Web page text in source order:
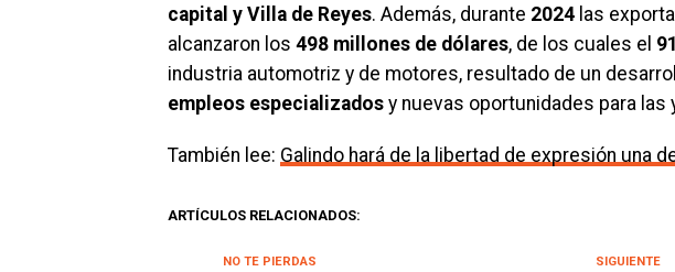
capital y Villa de Reyes. Además, durante 2024 las
alcanzaron los 498 millones de dólares, de los cuales el
industria automotriz y de motores, resultado de un
empleos especializados y nuevas oportunidades para las
También lee: Galindo hará de la libertad de expresión una
ARTÍCULOS RELACIONADOS:
SIGUIENTE
NO TE PIERDAS